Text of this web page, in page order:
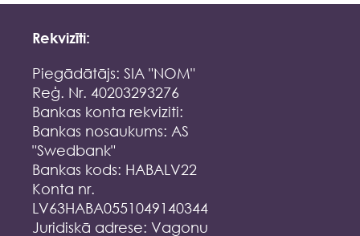
Rekvizīti:
Piegādātājs: SIA "NOM"
Reģ. Nr. 40203293276
Bankas konta rekviziti:
Bankas nosaukums: AS
"Swedbank"
Bankas kods: HABALV22
Konta nr.
LV63HABA0551049140344
Juridiskā adrese: Vagonu